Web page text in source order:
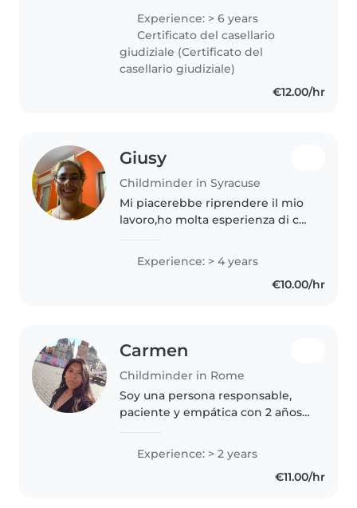
riguarda l’inclusivita che mi
permettono di poter seguire
anche bambini con bisogni
educativi..
Experience: > 6 years
Certificato del casellario
giudiziale (Certificato del
casellario giudiziale)
€12.00/hr
Giusy
Childminder in Syracuse
Mi piacerebbe riprendere il mio
lavoro,ho molta esperienza di cui
femmine,potete contattarmi
senza mio orario sarà dalle 09:00
alle 12:00 e nel pomeriggio..
Experience: > 4 years
€10.00/hr
Carmen
Childminder in Rome
Soy una persona responsable,
paciente y empática con 2 años
español e italiano, me encanta
hacer diferentes actividades..
Experience: > 2 years
€11.00/hr